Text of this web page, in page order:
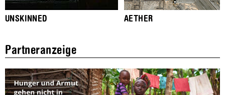
UNSKINNED AETHER
Partneranzeige